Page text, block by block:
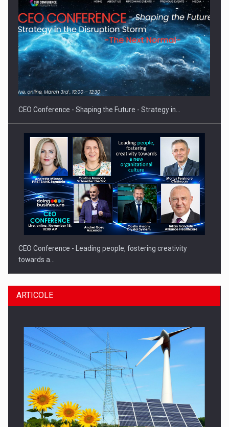
Hard Enduro Piatra Craiului 2026, fueled by benzinariile RO…
CEO Conference - Shaping the Future - Strategy in…
CEO Conference - Leading people, fostering creativity
towards a…
CEO Conference - Shaping The Future - Technology and…
ARTICOLE